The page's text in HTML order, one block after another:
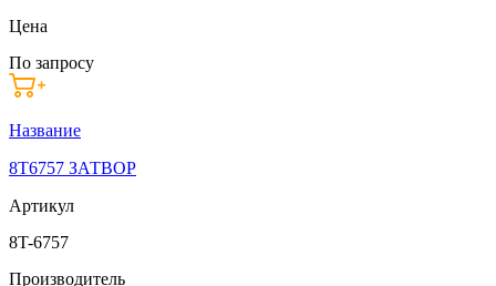
Цена
По запросу
Название
8T6757 ЗАТВОР
Артикул
8T-6757
Производитель